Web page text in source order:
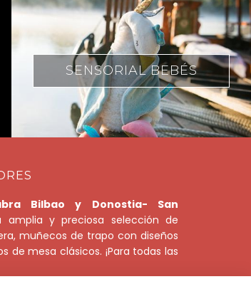
JUEGOS MOTRICES
Bilbao y Donostia- San
amplia y preciosa selección de
muñecos de trapo con diseños
de mesa clásicos. ¡Para todas las